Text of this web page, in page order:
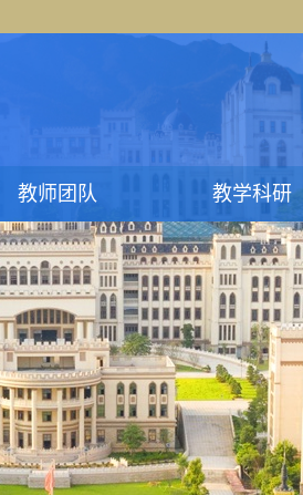
教师团队 教学科研